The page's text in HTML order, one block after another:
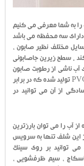
را به شما معرفی می کنیم
سه محفظه می باشد
مختلف نظیر صابون ،
. سطح زیرین جاصابونی
آب ناشی از رطوبت صابون
و یا دیگر وسایل می باشد . این شلف از جنس PVC تولید شده که در برابر
از آن می توانید در
آب را می توان بارزترین
این شلف تنها به سرویس
توانید بر روی سینک
، سیم ظرفشویی ،